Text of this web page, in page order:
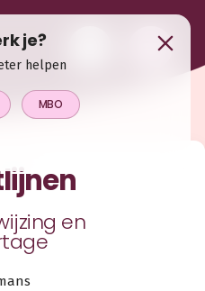
en
je?
helpen
MBO